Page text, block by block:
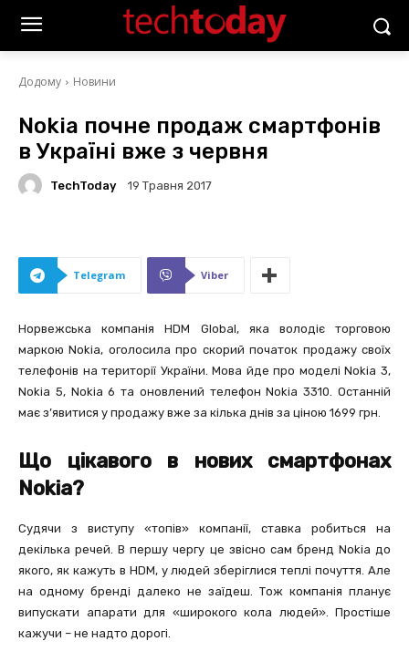
Додому Новини
Nokia почне продаж смартфонів
в Україні вже з червня
TechToday 19 Травня 2017
Telegram Viber
Норвежська компанія HDM Global, яка володіє торговою
маркою Nokia, оголосила про скорий початок продажу своїх
телефонів на території України. Мова йде про моделі Nokia 3,
Nokia 5, Nokia 6 та оновлений телефон Nokia 3310. Останній
має з’явитися у продажу вже за кілька днів за ціною 1699 грн.
Що цікавого в нових смартфонах
Nokia?
Судячи з виступу «топів» компанії, ставка робиться на
декілька речей. В першу чергу це звісно сам бренд Nokia до
якого, як кажуть в HDM, у людей зберіглися теплі почуття. Але
на одному бренді далеко не заїдеш. Тож компанія планує
випускати апарати для «широкого кола людей». Простіше
кажучи – не надто дорогі.